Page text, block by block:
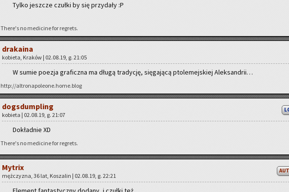
Tylko jesz­cze czuł­ki by się przy­da­ły :P
There's no me­di­ci­ne for re­grets.
dra­ka­ina
ko­bie­ta, Kra­ków | 02.08.19, g. 21:05
W sumie po­ezja gra­ficz­na ma długą tra­dy­cję, się­ga­ją­cą pto­le­mej­skiej Alek­san­drii…
http://altronapoleone.home.blog
do­gs­dum­pling
ko­bie­ta | 02.08.19, g. 21:07
Do­kład­nie XD
There's no me­di­ci­ne for re­grets.
My­trix
męż­czy­zna, 36 lat, Ko­sza­lin | 02.08.19, g. 22:21